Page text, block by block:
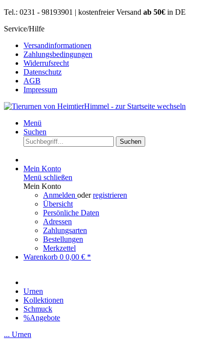
Tel.: 0231 - 98193901 | kostenfreier Versand ab 50€ in DE
Service/Hilfe
Versandinformationen
Zahlungsbedingungen
Widerrufsrecht
Datenschutz
AGB
Impressum
Menü
Suchen
Suchen
Mein Konto
Menü schließen
Mein Konto
Anmelden oderregistrieren
Übersicht
Persönliche Daten
Adressen
Zahlungsarten
Bestellungen
Merkzettel
Warenkorb 0 0,00 € *
Urnen
Kollektionen
Schmuck
%Angebote
... Urnen